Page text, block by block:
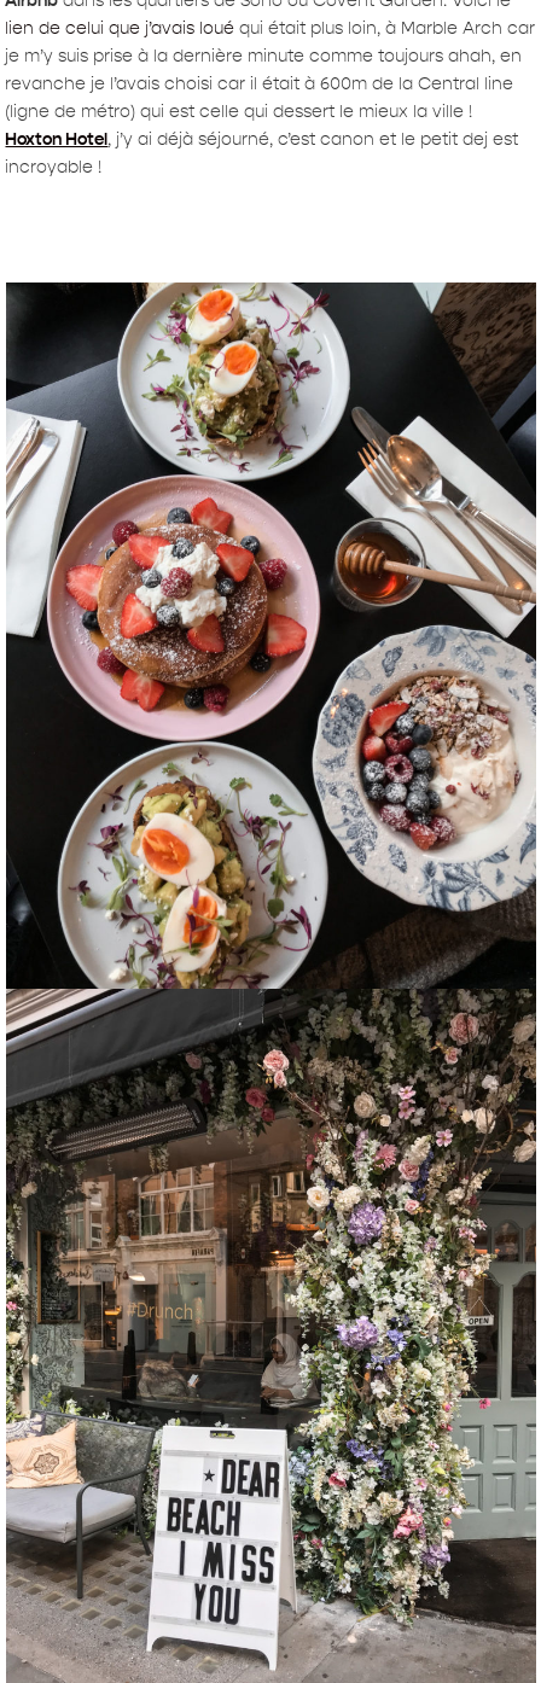
lien de celui que j’avais loué qui était plus loin, à Marble Arch car
je m’y suis prise à la dernière minute comme toujours ahah, en
revanche je l’avais choisi car il était à 600m de la Central line
(ligne de métro) qui est celle qui dessert le mieux la ville !
Hoxton Hotel, j’y ai déjà séjourné, c’est canon et le petit dej est
incroyable !